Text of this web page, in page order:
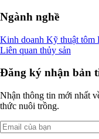
Ngành nghề
Kinh doanh Kỹ thuật tôm
Liên quan thủy sản
Đăng ký nhận bản
Nhận thông tin mới nhất
thức nuôi trồng.